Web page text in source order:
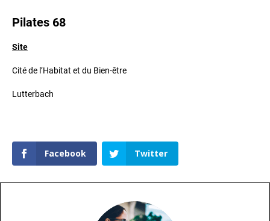
Pilates 68
Site
Cité de l’Habitat et du Bien-être
Lutterbach
Facebook Twitter